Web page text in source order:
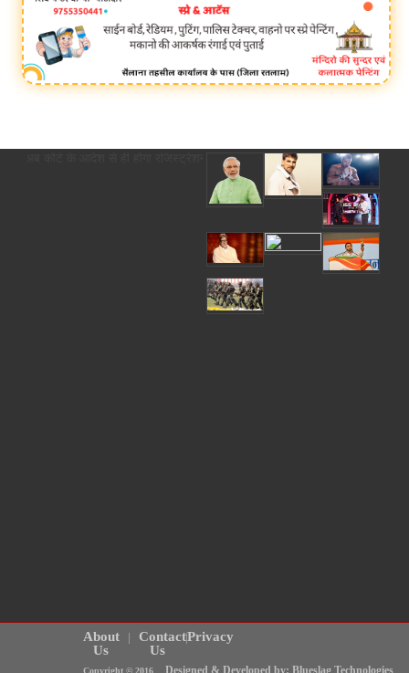
कोर्ट के आदेश से ही होगा रजिस्ट्रेशन chief editor Uttam Sharma. mk
Privacy
Contact
Us
About
Us